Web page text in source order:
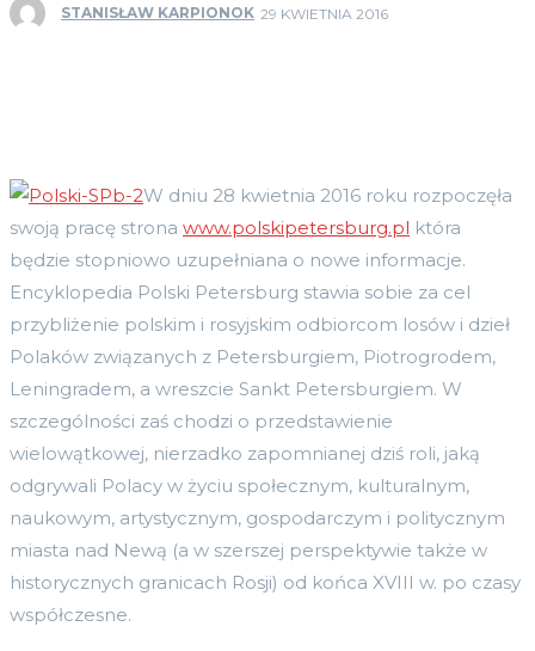
STANISŁAW KARPIONOK 29 KWIETNIA 2016
W dniu 28 kwietnia 2016 roku rozpoczęła
swoją pracę strona www.polskipetersburg.pl która
będzie stopniowo uzupełniana o nowe informacje.
Encyklopedia Polski Petersburg stawia sobie za cel
przybliżenie polskim i rosyjskim odbiorcom losów i dzieł
Polaków związanych z Petersburgiem, Piotrogrodem,
Leningradem, a wreszcie Sankt Petersburgiem. W
szczególności zaś chodzi o przedstawienie
wielowątkowej, nierzadko zapomnianej dziś roli, jaką
odgrywali Polacy w życiu społecznym, kulturalnym,
naukowym, artystycznym, gospodarczym i politycznym
miasta nad Newą (a w szerszej perspektywie także w
historycznych granicach Rosji) od końca XVIII w. po czasy
współczesne.